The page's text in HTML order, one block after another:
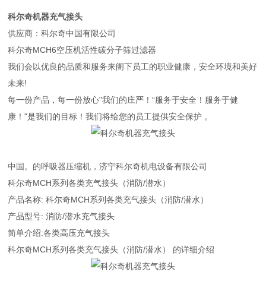
科尔奇机器充气接头
供应商：科尔奇中国有限公司
科尔奇MCH6空压机活性碳分子筛过滤器
我们会以优良的品质和服务来阁下员工的职业健康，安全环境和美好
未来!
每一份产品，每一份放心"我们的庄严！“服务于安全！服务于健
康！"是我们的目标！我们将给您的员工提供安全保护 。
中国。的呼吸器压缩机，济宁科尔奇机电设备有限公司
科尔奇MCH系列各类充气接头（消防/潜水）
产品名称: 科尔奇MCH系列各类充气接头（消防/潜水）
产品型号: 消防/潜水充气接头
简单介绍:各类高压充气接头
科尔奇MCH系列各类充气接头（消防/潜水） 的详细介绍